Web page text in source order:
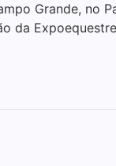
Grande,
da